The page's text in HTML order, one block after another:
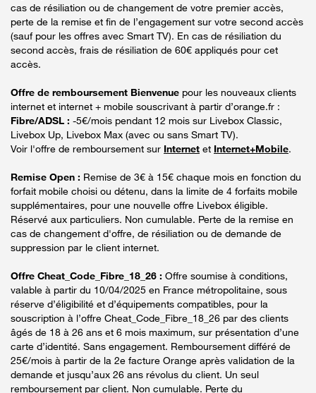
cas de résiliation ou de changement de votre premier accès,
perte de la remise et fin de l’engagement sur votre second accès
(sauf pour les offres avec Smart TV). En cas de résiliation du
second accès, frais de résiliation de 60€ appliqués pour cet
accès.
Offre de remboursement Bienvenue pour les nouveaux clients
internet et internet + mobile souscrivant à partir d’orange.fr :
Fibre/ADSL : -5€/mois pendant 12 mois sur Livebox Classic,
Livebox Up, Livebox Max (avec ou sans Smart TV).
Voir l'offre de remboursement sur Internet et Internet+Mobile.
Remise Open : Remise de 3€ à 15€ chaque mois en fonction du
forfait mobile choisi ou détenu, dans la limite de 4 forfaits mobile
supplémentaires, pour une nouvelle offre Livebox éligible.
Réservé aux particuliers. Non cumulable. Perte de la remise en
cas de changement d'offre, de résiliation ou de demande de
suppression par le client internet.
Offre Cheat_Code_Fibre_18_26 : Offre soumise à conditions,
valable à partir du 10/04/2025 en France métropolitaine, sous
réserve d’éligibilité et d’équipements compatibles, pour la
souscription à l’offre Cheat_Code_Fibre_18_26 par des clients
âgés de 18 à 26 ans et 6 mois maximum, sur présentation d’une
carte d’identité. Sans engagement. Remboursement différé de
25€/mois à partir de la 2e facture Orange après validation de la
demande et jusqu’aux 26 ans révolus du client. Un seul
remboursement par client. Non cumulable. Perte du